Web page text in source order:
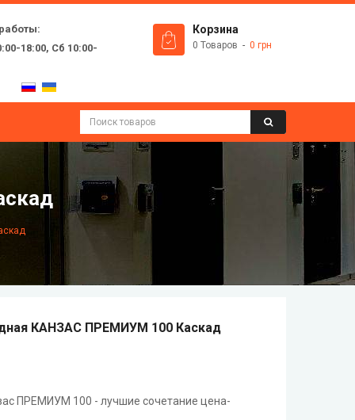
18:00, Сб 10:00-
Корзина
0 Товаров 0 грн
КАНЗАС ПРЕМИУМ 100 Каскад
ПРЕМИУМ 100 - лучшие сочетание цена-